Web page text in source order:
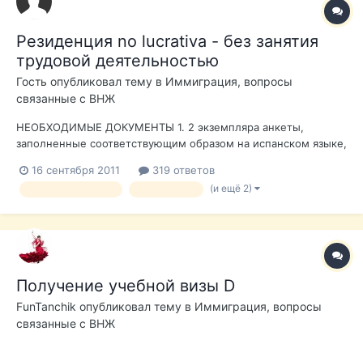
Резиденция no lucrativa - без занятия
трудовой деятельностью
Гость опубликовал тему в Иммиграция, вопросы
связанные с ВНЖ
НЕОБХОДИМЫЕ ДОКУМЕНТЫ 1. 2 экземпляра анкеты,
заполненные соответствующим образом на испанском языке,
3 недавние цветные фотографии 3х4 на белом фоне,
прикрепленные на анкету. 2. Нотариальная доверенность на
16 сентября 2011 319 ответов
(и ещё 2)
Получение учебной визы D
FunTanchik опубликовал тему в Иммиграция, вопросы
связанные с ВНЖ